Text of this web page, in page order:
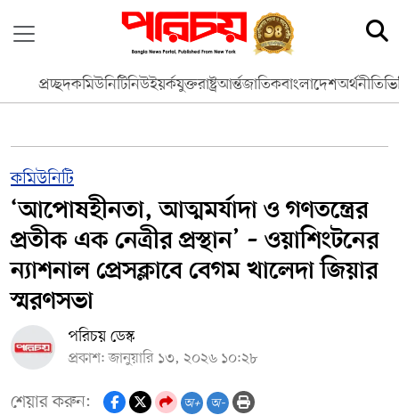
প্রচ্ছদকমিউনিটিনিউইয়র্কযুক্তরাষ্ট্রআর্ন্তজাতিকবাংলাদেশঅর্থনীতি
কমিউনিটি
‘আপোষহীনতা, আত্মমর্যাদা ও গণতন্ত্রের
প্রতীক এক নেত্রীর প্রস্থান’ – ওয়াশিংটনের
ন‍্যাশনাল প্রেসক্লাবে বেগম খালেদা জিয়ার
স্মরণসভা
পরিচয় ডেস্ক
প্রকাশ: জানুয়ারি ১৩, ২০২৬ ১০:২৮
শেয়ার করুন: অ+ অ-